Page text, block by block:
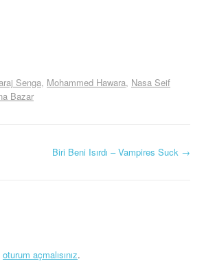
Senga Mohammed Hawara Nasa Seif
Bazar
Biri Beni Isırdı – Vampires Suck →
oturum açmalısınız.